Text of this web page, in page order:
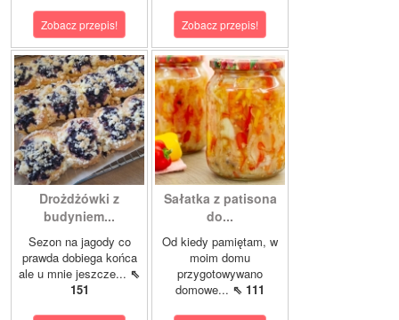
Zobacz przepis! Zobacz przepis!
Drożdżówki z
budyniem...
Sezon na jagody co
prawda dobiega końca
ale u mnie jeszcze... ⇖
151
Sałatka z patisona
do...
Od kiedy pamiętam, w
moim domu
przygotowywano
domowe... ⇖ 111